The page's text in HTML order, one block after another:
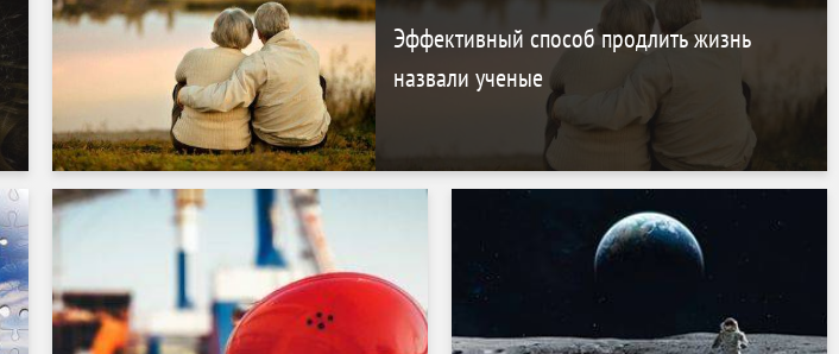
Эффективный способ продлить жизнь
назвали ученые